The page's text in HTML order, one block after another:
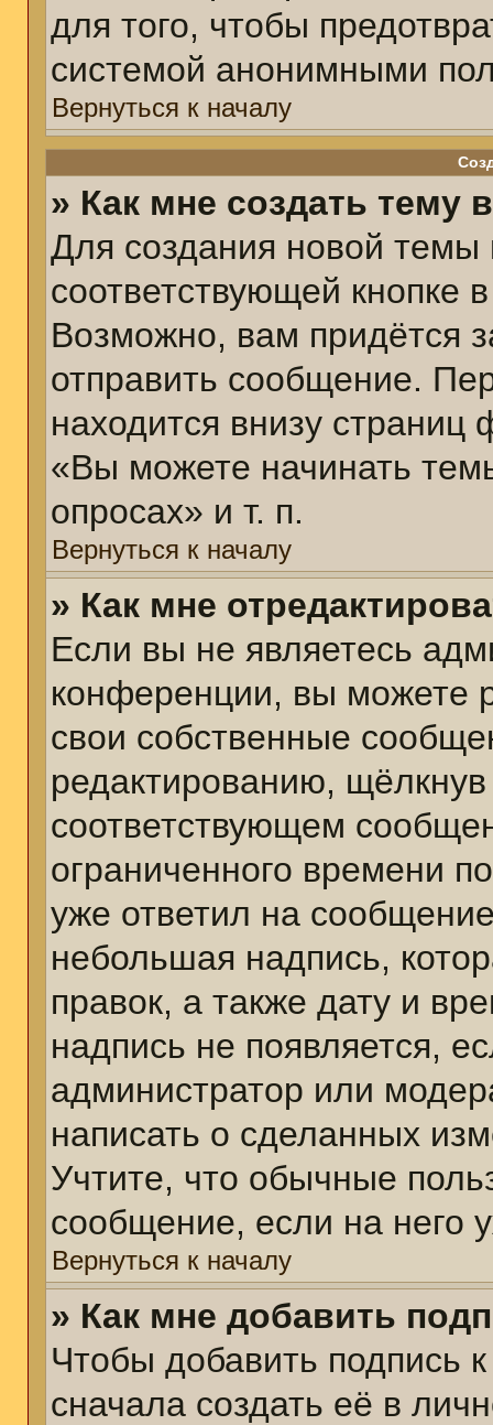
для того, чтобы
системой анонимными
Вернуться к началу
» Как мне создать тему
Для создания новой
соответствующей кнопке
Возможно, вам придётся
отправить сообщение.
находится внизу
«Вы можете начинать
опросах» и т. п.
Вернуться к началу
» Как мне
Если вы не являетесь
конференции, вы можете
свои собственные
редактированию,
соответствующем
ограниченного времени
уже ответил на
небольшая надпись,
правок, а также дату и
надпись не появляется,
администратор или
написать о сделанных
Учтите, что обычные
сообщение, если на него
Вернуться к началу
» Как мне добавить
Чтобы добавить
сначала создать её в